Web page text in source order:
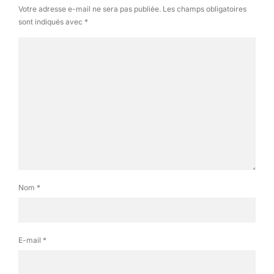
Votre adresse e-mail ne sera pas publiée. Les champs obligatoires
sont indiqués avec *
Nom *
E-mail *